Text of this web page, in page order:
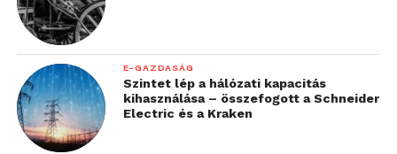
E-GAZDASÁG
Szintet lép a hálózati kapacitás
kihasználása – összefogott a Schneider
Electric és a Kraken